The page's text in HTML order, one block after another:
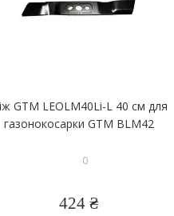
GTM LEOLM40Li-L 40 см для
газонокосарки GTM BLM42
0
424 ₴